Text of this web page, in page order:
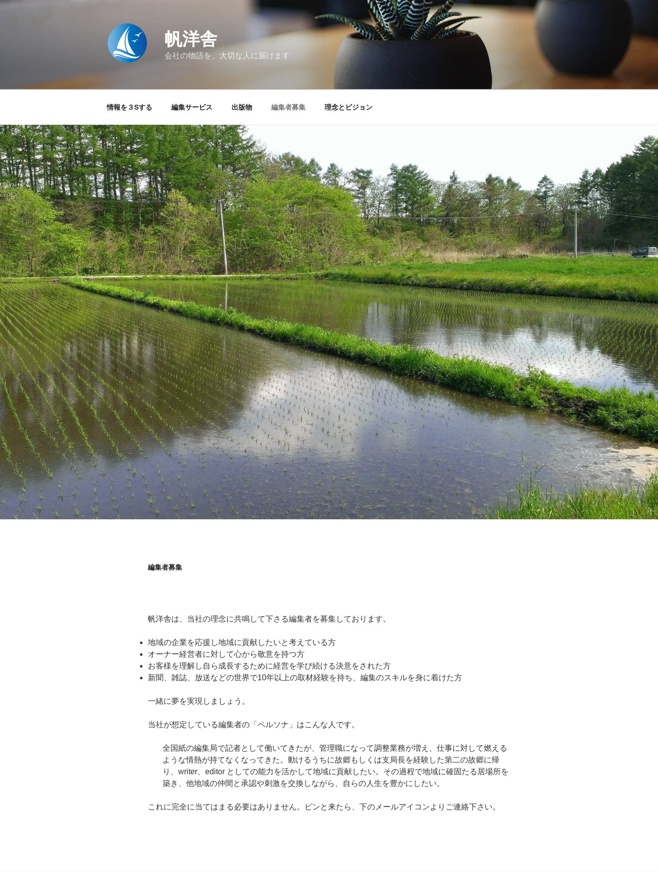
コ
キ
帆洋舎
会社の物語を、大切な人に届けます
情報を３Sする 編集サービス 出版物 編集者募集 理念とビジョン
編集者募集
帆洋舎は、当社の理念に共鳴して下さる編集者を募集しております。
地域の企業を応援し地域に貢献したいと考えている方
オーナー経営者に対して心から敬意を持つ方
お客様を理解し自ら成長するために経営を学び続ける決意をされた方
新聞、雑誌、放送などの世界で10年以上の取材経験を持ち、編集のスキルを身に着けた方
一緒に夢を実現しましょう。
当社が想定している編集者の「ペルソナ」はこんな人です。
全国紙の編集局で記者として働いてきたが、管理職になって調整業務が増え、仕事に対して燃える
ような情熱が持てなくなってきた。動けるうちに故郷もしくは支局長を経験した第二の故郷に帰
り、writer、editor としての能力を活かして地域に貢献したい。その過程で地域に確固たる居場所を
築き、他地域の仲間と承認や刺激を交換しながら、自らの人生を豊かにしたい。
これに完全に当てはまる必要はありません。ピンと来たら、下のメールアイコンよりご連絡下さい。